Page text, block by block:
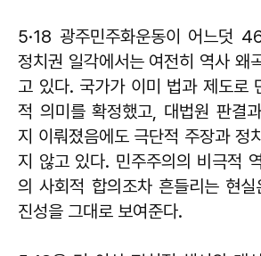
5·18 광주민주화운동이 어느덧
정치권 일각에서는 여전히 역사 왜
고 있다. 국가가 이미 법과 제도로
적 의미를 확정했고, 대법원 판결
지 이뤄졌음에도 극단적 주장과 정
지 않고 있다. 민주주의의 비극적
의 사회적 합의조차 흔들리는 현
진성을 그대로 보여준다.